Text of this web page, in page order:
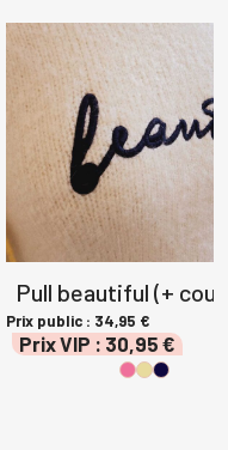
Pull beautiful (+
Prix public : 34,95 €
Prix VIP : 30,95 €